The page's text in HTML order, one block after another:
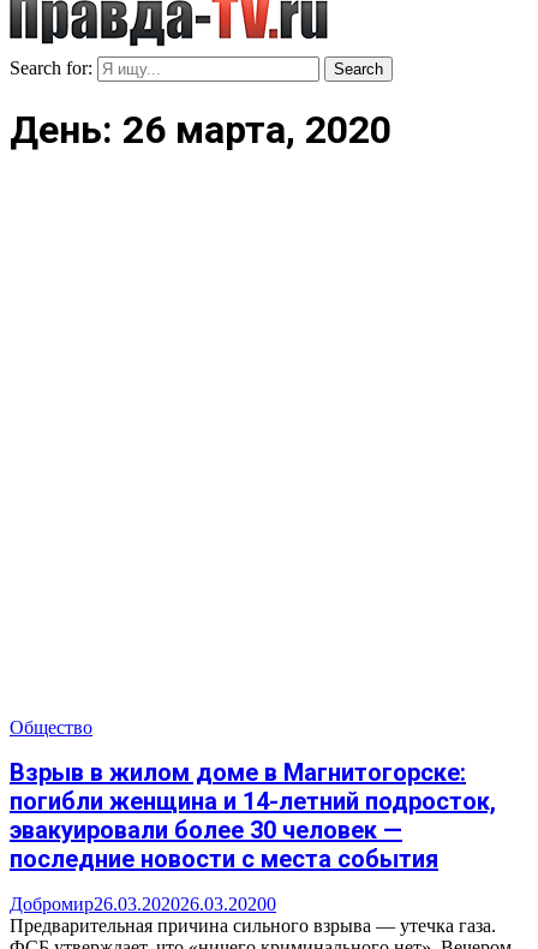
Search for: Search
День: 26 марта, 2020
Общество
Взрыв в жилом доме в Магнитогорске:
погибли женщина и 14-летний подросток,
эвакуировали более 30 человек —
последние новости с места события
Добромир26.03.202026.03.20200
Предварительная причина сильного взрыва — утечка газа.